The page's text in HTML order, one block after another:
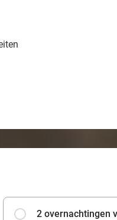
2 overnachtingen